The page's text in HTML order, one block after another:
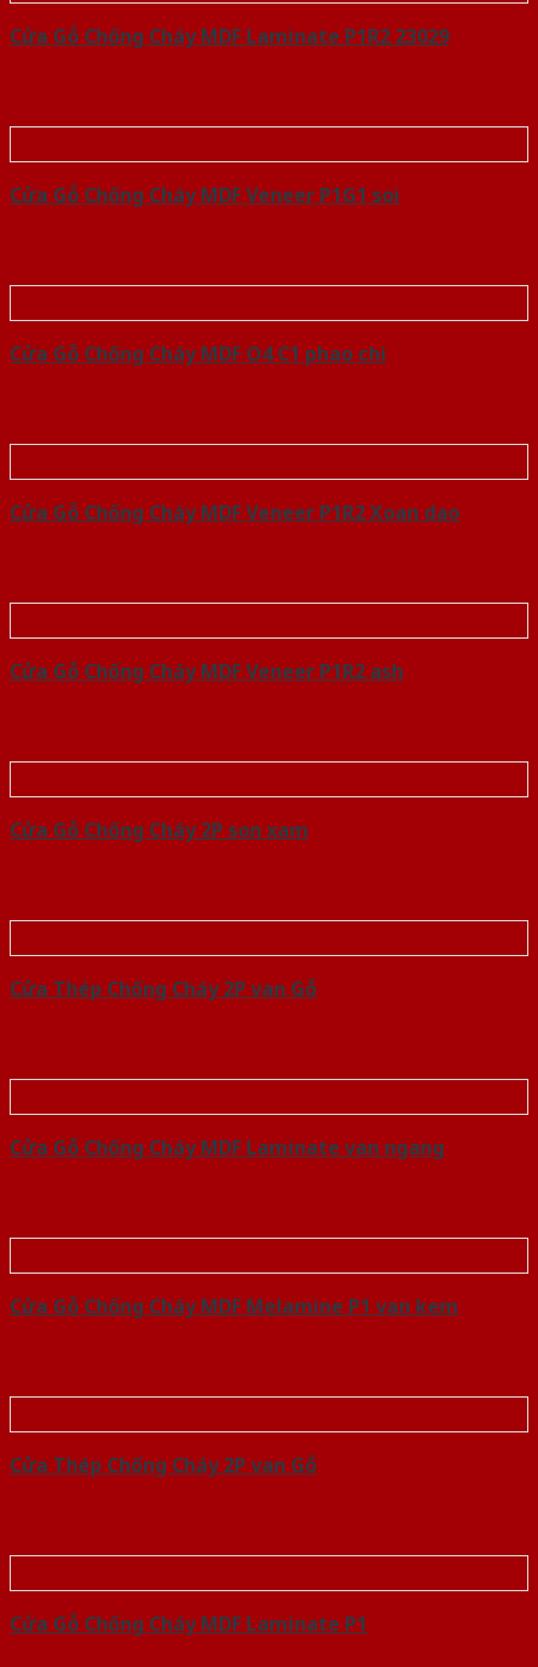
Cửa Gỗ Chống Cháy MDF Laminate P1R2 23029
Cửa Gỗ Chống Cháy MDF Veneer P1G1 soi
Cửa Gỗ Chống Cháy MDF O4 C1 phao chi
Cửa Gỗ Chống Cháy MDF Veneer P1R2 Xoan dao
Cửa Gỗ Chống Cháy MDF Veneer P1R2 ash
Cửa Gỗ Chống Cháy 2P son xam
Cửa Thép Chống Cháy 2P van Gỗ
Cửa Gỗ Chống Cháy MDF Laminate van ngang
Cửa Gỗ Chống Cháy MDF Melamine P1 van kem
Cửa Thép Chống Cháy 2P van Gỗ
Cửa Gỗ Chống Cháy MDF Laminate P1